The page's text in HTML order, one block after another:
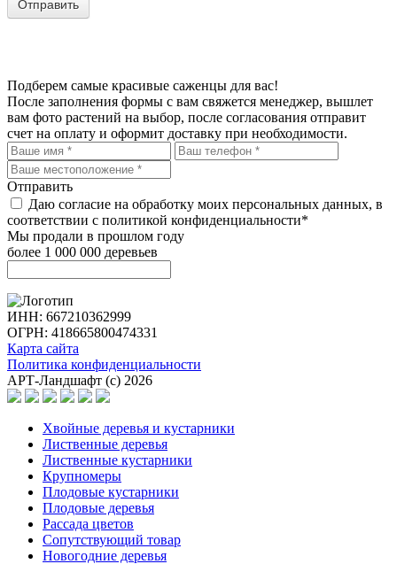
Подберем самые красивые саженцы для вас!
После заполнения формы с вам свяжется менеджер, вышлет
вам фото растений на выбор, после согласования отправит
счет на оплату и оформит доставку при необходимости.
Отправить
Даю согласие на обработку моих персональных данных, в
соответствии с политикой конфиденциальности*
Мы продали в прошлом году
более 1 000 000 деревьев
ИНН: 667210362999
ОГРН: 418665800474331
Карта сайта
Политика конфиденциальности
АРТ-Ландшафт (с) 2026
Хвойные деревья и кустарники
Лиственные деревья
Лиственные кустарники
Крупномеры
Плодовые кустарники
Плодовые деревья
Рассада цветов
Сопутствующий товар
Новогодние деревья